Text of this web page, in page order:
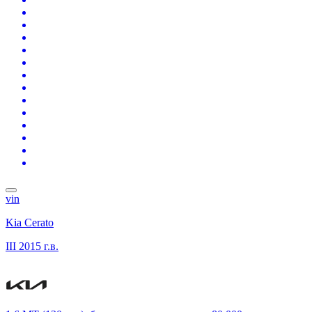
vin
Kia Cerato
III 2015 г.в.